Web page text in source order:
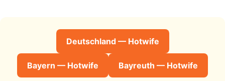
Deutschland — Hotwife
Bayern — Hotwife Bayreuth — Hotwife